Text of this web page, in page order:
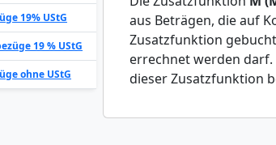
19% UStG
19 % UStG
ohne UStG
aus Beträgen, die auf
Zusatzfunktion
errechnet werden
dieser Zusatzfunktion